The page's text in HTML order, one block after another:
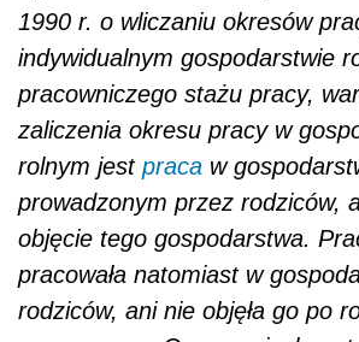
1990 r. o wliczaniu okresów
indywidualnym gospodarstwie
pracowniczego stażu pracy,
zaliczenia okresu pracy w
rolnym jest praca w
prowadzonym przez rodziców,
objęcie tego gospodarstwa.
pracowała natomiast w
rodziców, ani nie objęła go po